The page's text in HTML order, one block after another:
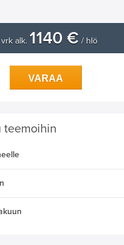
alk. 1140 € / hlö
VARAA
teemoihin